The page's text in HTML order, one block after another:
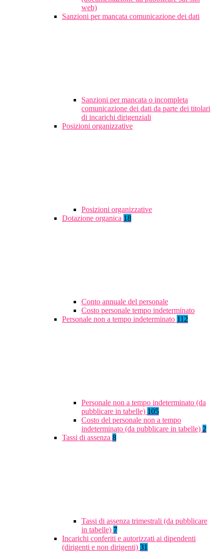
web)
Sanzioni per mancata comunicazione dei dati
Sanzioni per mancata o incompleta
comunicazione dei dati da parte dei titolari
di incarichi dirigenziali
Posizioni organizzative
Posizioni organizzative
Dotazione organica 18
Conto annuale del personale
Costo personale tempo indeterminato
Personale non a tempo indeterminato 112
Personale non a tempo indeterminato (da
pubblicare in tabelle) 105
Costo del personale non a tempo
indeterminato (da pubblicare in tabelle) 2
Tassi di assenza 8
Tassi di assenza trimestrali (da pubblicare
in tabelle) 7
Incarichi conferiti e autorizzati ai dipendenti
(dirigenti e non dirigenti) 31